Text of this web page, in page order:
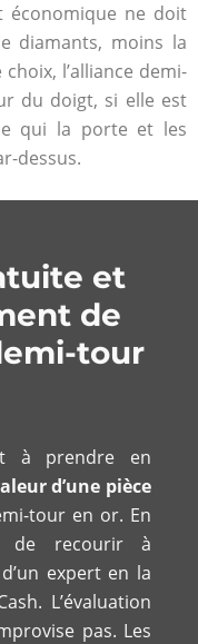
économique ne doit
diamants, moins la
l’alliance demi-
du doigt, si elle est
qui la porte et les
dessus.
et
de
tour
à prendre en
d’une pièce
tour en or. En
de recourir à
expert en la
L’évaluation
pas. Les